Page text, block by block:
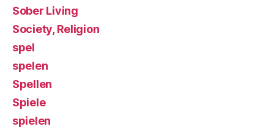
Sober Living
Society, Religion
spel
spelen
Spellen
Spiele
spielen